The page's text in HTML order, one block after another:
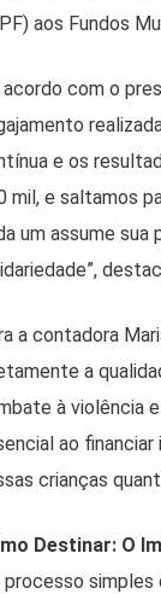
aos Fundos
acordo com o
e os
mil, e saltamos
um assume sua
a contadora
a
à violência
ao
crianças
Destinar: O
processo simples